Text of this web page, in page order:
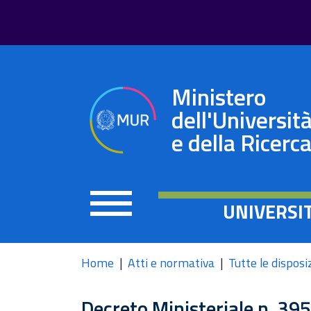
Ministero
dell'Università
e della Ricerca
Home Atti e normativa Tutte le